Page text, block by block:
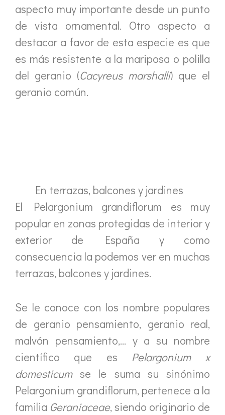
aspecto muy importante desde un punto
de vista ornamental. Otro aspecto a
destacar a favor de esta especie es que
es más resistente a la mariposa o polilla
del geranio (Cacyreus marshalli) que el
geranio común.
En terrazas, balcones y jardines
El Pelargonium grandiflorum es muy
popular en zonas protegidas de interior y
exterior de España y como
consecuencia la podemos ver en muchas
terrazas, balcones y jardines.
Se le conoce con los nombre populares
de geranio pensamiento, geranio real,
malvón pensamiento,… y a su nombre
científico que es Pelargonium x
domesticumse le suma su sinónimo
Pelargonium grandiflorum, pertenece a la
familia Geraniaceae, siendo originario de